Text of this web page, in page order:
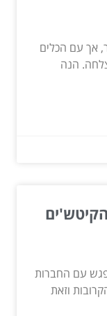
אך עם הכלים
הנה
עם החברות
וזאת